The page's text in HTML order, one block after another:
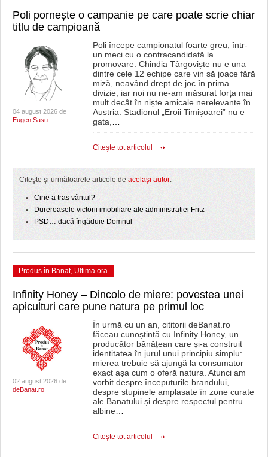
Poli pornește o campanie pe care poate scrie chiar
titlu de campioană
04 august 2026 de
Eugen Sasu
Poli începe campionatul foarte greu, într-
un meci cu o contracandidată la
promovare. Chindia Târgoviște nu e una
dintre cele 12 echipe care vin să joace fără
miză, neavând drept de joc în prima
divizie, iar noi nu ne-am măsurat forța mai
mult decât în niște amicale nerelevante în
Austria. Stadionul „Eroii Timișoarei” nu e
gata,
Citeşte tot articolul
Citeşte şi următoarele articole de acelaşi autor:
Cine a tras vântul?
Dureroasele victorii imobiliare ale administrației Fritz
PSD… dacă îngăduie Domnul
Produs în Banat, Ultima ora
Infinity Honey – Dincolo de miere: povestea unei
apiculturi care pune natura pe primul loc
02 august 2026 de
deBanat.ro
În urmă cu un an, cititorii deBanat.ro
făceau cunoștință cu Infinity Honey, un
producător bănățean care și-a construit
identitatea în jurul unui principiu simplu:
mierea trebuie să ajungă la consumator
exact așa cum o oferă natura. Atunci am
vorbit despre începuturile brandului,
despre stupinele amplasate în zone curate
ale Banatului și despre respectul pentru
albine…
Citeşte tot articolul